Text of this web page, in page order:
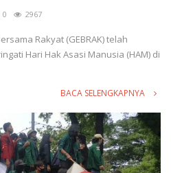
0 2967
Rakyat (GEBRAK) telah
Hari Hak Asasi Manusia (HAM) di
BACA SELENGKAPNYA